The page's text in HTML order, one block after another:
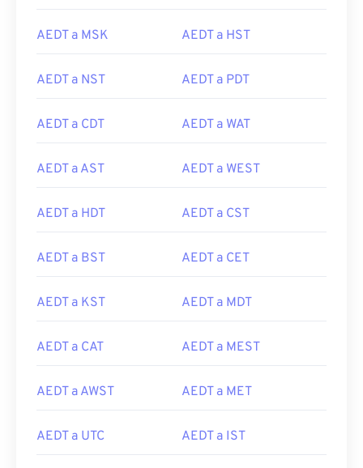
AEDT a MSK AEDT a HST
AEDT a NST AEDT a PDT
AEDT a CDT AEDT a WAT
AEDT a AST AEDT a WEST
AEDT a HDT AEDT a CST
AEDT a BST AEDT a CET
AEDT a KST AEDT a MDT
AEDT a CAT AEDT a MEST
AEDT a AWST AEDT a MET
AEDT a UTC AEDT a IST